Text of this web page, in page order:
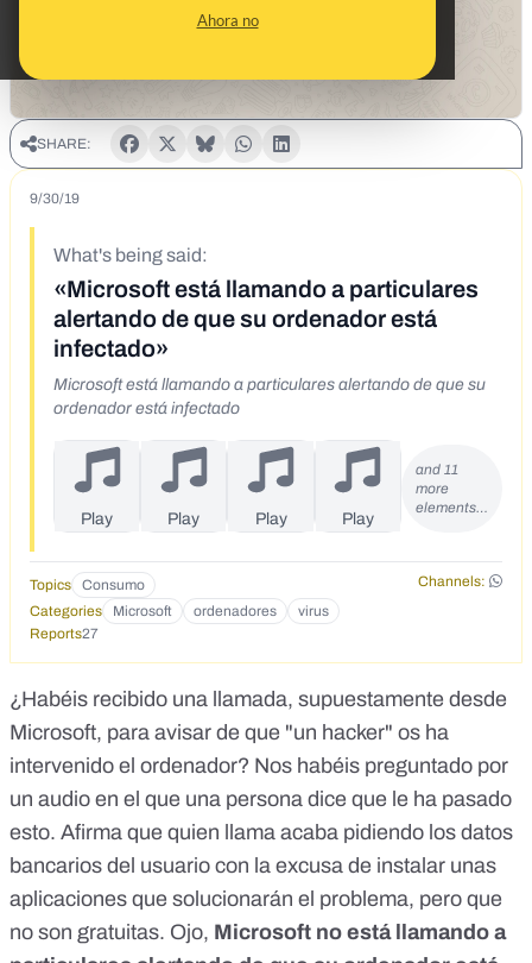
Ahora no
SHARE:
9/30/19
What's being said:
«Microsoft está llamando a particulares
alertando de que su ordenador está
infectado»
Microsoft está llamando a particulares alertando de que su
ordenador está infectado
Play Play Play Play
and 11
more
elements…
Topics Consumo
Channels:
Categories
Microsoft ordenadores
virus
Reports27
¿Habéis recibido una llamada, supuestamente desde
Microsoft, para avisar de que "un hacker" os ha
intervenido el ordenador? Nos habéis preguntado por
un audio en el que una persona dice que le ha pasado
esto. Afirma que quien llama acaba pidiendo los datos
bancarios del usuario con la excusa de instalar unas
aplicaciones que solucionarán el problema, pero que
no son gratuitas. Ojo, Microsoft no está llamando a